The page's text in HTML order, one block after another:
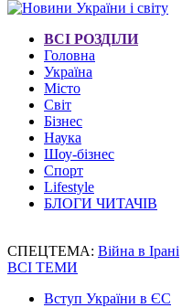
ВСІ РОЗДІЛИ
Головна
Україна
Місто
Світ
Бізнес
Наука
Шоу-бізнес
Спорт
Lifestyle
БЛОГИ ЧИТАЧІВ
СПЕЦТЕМА: Війна в Ірані
ВСІ ТЕМИ
Вступ України в ЄС